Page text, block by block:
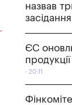
назвав
ЄС
20:11